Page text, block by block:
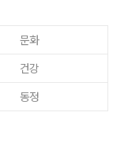
문화
건강
동정